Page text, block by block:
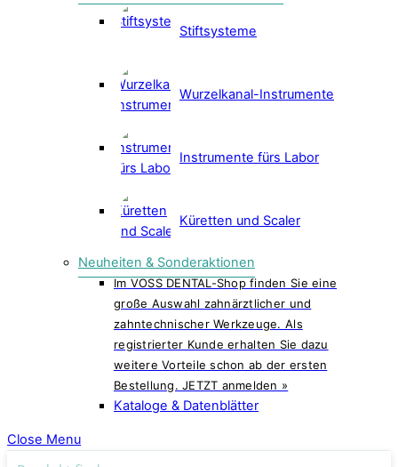
Stiftsysteme
Wurzelkanal-Instrumente
Instrumente fürs Labor
Küretten und Scaler
Neuheiten & Sonderaktionen
Im VOSS DENTAL-Shop finden Sie eine
große Auswahl zahnärztlicher und
zahntechnischer Werkzeuge. Als
registrierter Kunde erhalten Sie dazu
weitere Vorteile schon ab der ersten
Bestellung. JETZT anmelden »
Kataloge & Datenblätter
Close Menu